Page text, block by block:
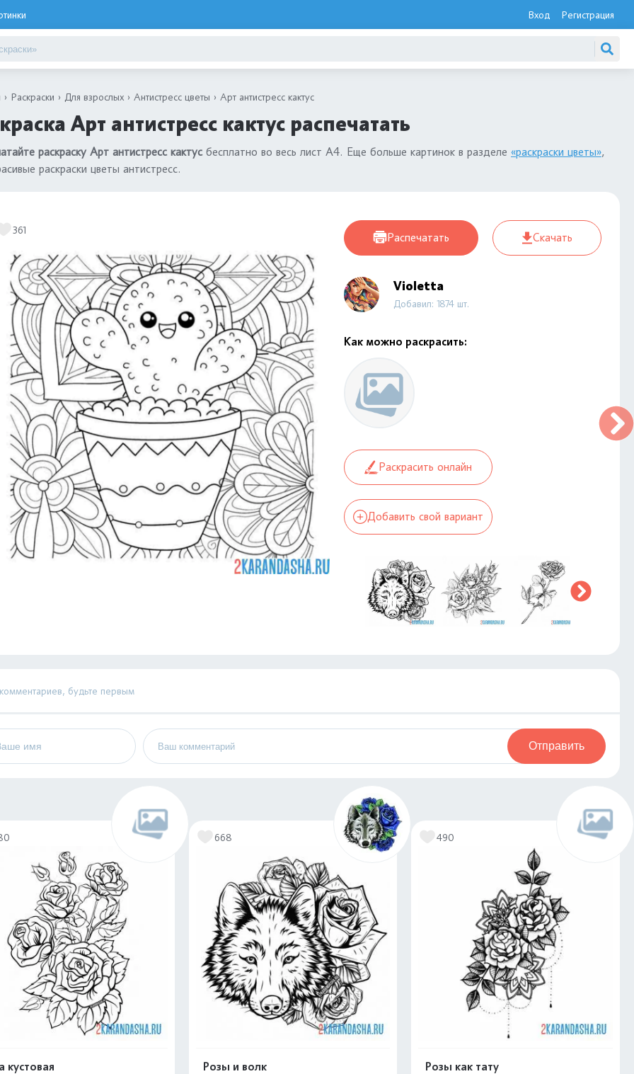
Вход Регистрация
Раскраски Для взрослых Антистресс цветы Арт антистресс кактус
Арт антистресс кактус распечатать
раскраску Арт антистресс кактусбесплатно во весь лист А4. Еще больше картинок в разделе «раскраски цветы»,
раскраски цветы антистресс.
361
Распечатать Скачать
Violetta
Добавил: 1874 шт.
Как можно раскрасить:
Раскрасить онлайн
Добавить свой вариант
будьте первым
Отправить
кустовая
668
Розы и волк
490
Розы как тату